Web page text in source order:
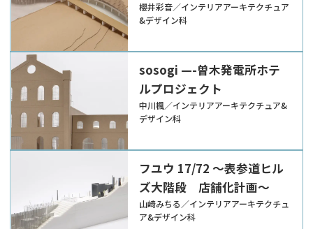
櫻井彩音／インテリアアーキテクチュア
&デザイン科
sosogi —-曽木発電所ホテ
ルプロジェクト
中川楓／インテリアアーキテクチュア&
デザイン科
フユウ 17/72 ～表参道ヒル
ズ大階段 店舗化計画～
山崎みちる／インテリアアーキテクチュ
ア&デザイン科